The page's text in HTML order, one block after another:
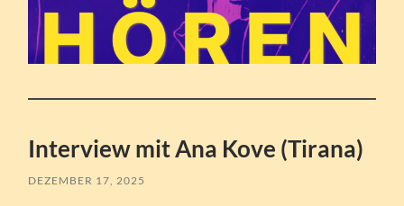
Interview mit Ana Kove (Tirana)
DEZEMBER 17, 2025